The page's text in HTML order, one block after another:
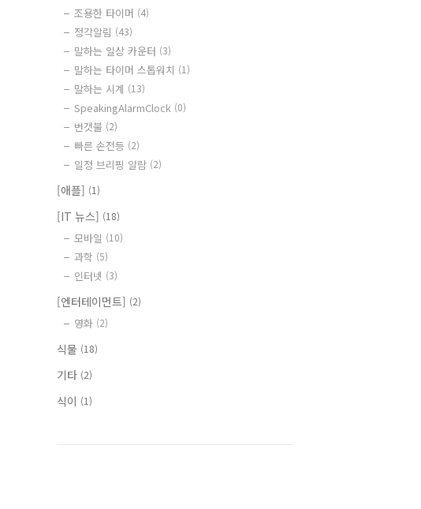
조용한 타이머 (4)
정각알림 (43)
말하는 일상 카운터 (3)
말하는 타이머 스톱워치 (1)
말하는 시계 (13)
SpeakingAlarmClock (0)
번갯불 (2)
빠른 손전등 (2)
일정 브리핑 알람 (2)
[애플] (1)
[IT 뉴스] (18)
모바일 (10)
과학 (5)
인터넷 (3)
[엔터테이먼트] (2)
영화 (2)
식물 (18)
기타 (2)
식이 (1)